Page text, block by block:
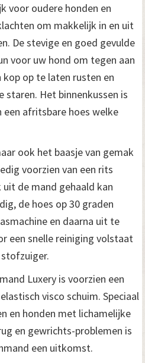
voor oudere honden en
om makkelijk in en uit
De stevige en goed gevulde
voor uw hond om tegen aan
op te laten rusten en
Het binnenkussen is
een afritsbare hoes welke
ook het baasje van gemak
voorzien van een rits
de mand gehaald kan
de hoes op 30 graden
en daarna uit te
een snelle reiniging volstaat
Luxery is voorzien een
visco schuim. Speciaal
en honden met lichamelijke
en gewrichts-problemen is
een uitkomst.